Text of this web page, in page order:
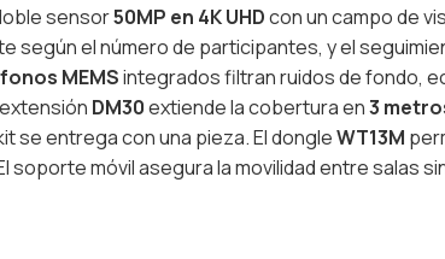
sensor50MP en 4K UHDcon un campo de
según el número de participantes, y el
MEMSintegrados filtran ruidos de fondo,
DM30extiende la cobertura en3
se entrega con una pieza. El dongleWT13M
soporte móvil asegura la movilidad entre salas